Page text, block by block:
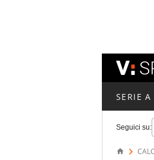
SERIE A
Seguici su: